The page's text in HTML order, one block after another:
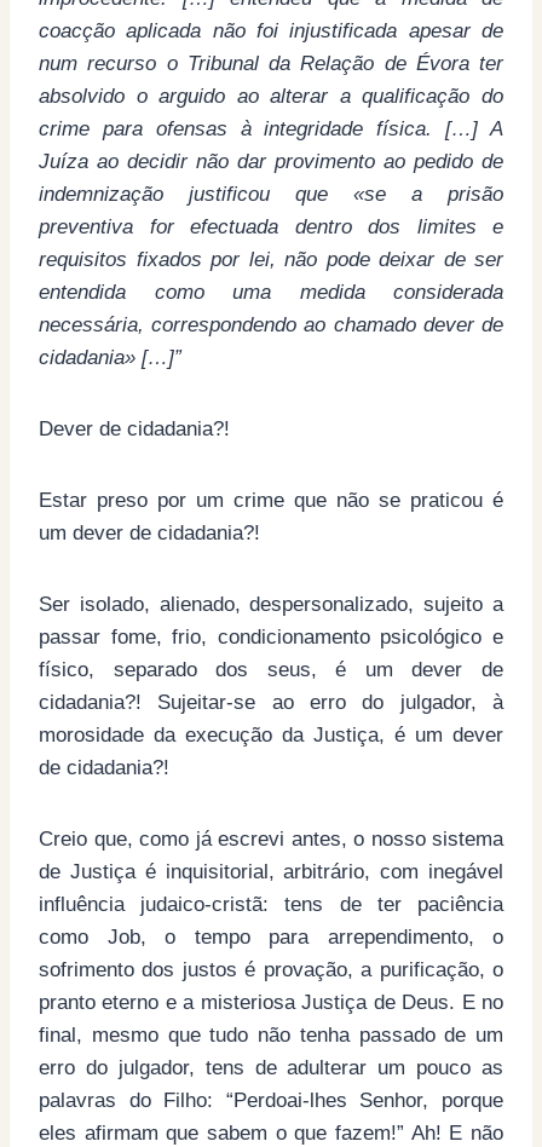
coacção aplicada não foi injustificada apesar de
num recurso o Tribunal da Relação de Évora ter
absolvido o arguido ao alterar a qualificação do
crime para ofensas à integridade física. […] A
Juíza ao decidir não dar provimento ao pedido de
indemnização justificou que «se a prisão
preventiva for efectuada dentro dos limites e
requisitos fixados por lei, não pode deixar de ser
entendida como uma medida considerada
necessária, correspondendo ao chamado dever de
cidadania» […]”
Dever de cidadania?!
Estar preso por um crime que não se praticou é
um dever de cidadania?!
Ser isolado, alienado, despersonalizado, sujeito a
passar fome, frio, condicionamento psicológico e
físico, separado dos seus, é um dever de
cidadania?! Sujeitar-se ao erro do julgador, à
morosidade da execução da Justiça, é um dever
de cidadania?!
Creio que, como já escrevi antes, o nosso sistema
de Justiça é inquisitorial, arbitrário, com inegável
influência judaico-cristã: tens de ter paciência
como Job, o tempo para arrependimento, o
sofrimento dos justos é provação, a purificação, o
pranto eterno e a misteriosa Justiça de Deus. E no
final, mesmo que tudo não tenha passado de um
erro do julgador, tens de adulterar um pouco as
palavras do Filho: “Perdoai-lhes Senhor, porque
eles afirmam que sabem o que fazem!” Ah! E não